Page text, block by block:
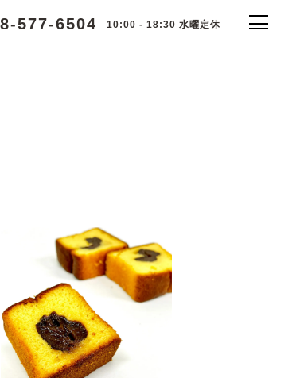
577-6504 10:00 - 18:30 水曜定休